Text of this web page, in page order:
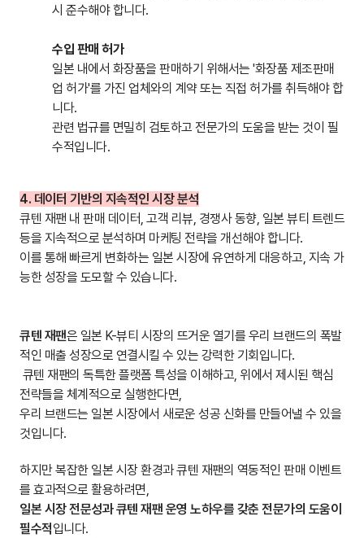
시 준수해야 합니다.
수입 판매 허가
일본 내에서 화장품을 판매하기 위해서는 '화장품 제조판매
업 허가'를 가진 업체와의 계약 또는 직접 허가를 취득해야 합
니다.
관련 법규를 면밀히 검토하고 전문가의 도움을 받는 것이 필
수적입니다.
4. 데이터 기반의 지속적인 시장 분석
큐텐 재팬 내 판매 데이터, 고객 리뷰, 경쟁사 동향, 일본 뷰티 트렌드
등을 지속적으로 분석하며 마케팅 전략을 개선해야 합니다.
이를 통해 빠르게 변화하는 일본 시장에 유연하게 대응하고, 지속 가
능한 성장을 도모할 수 있습니다.
큐텐 재팬은 일본 K-뷰티 시장의 뜨거운 열기를 우리 브랜드의 폭발
적인 매출 성장으로 연결시킬 수 있는 강력한 기회입니다.
큐텐 재팬의 독특한 플랫폼 특성을 이해하고, 위에서 제시된 핵심
전략들을 체계적으로 실행한다면,
우리 브랜드는 일본 시장에서 새로운 성공 신화를 만들어낼 수 있을
것입니다.
하지만 복잡한 일본 시장 환경과 큐텐 재팬의 역동적인 판매 이벤트
를 효과적으로 활용하려면,
일본 시장 전문성과 큐텐 재팬 운영 노하우를 갖춘 전문가의 도움이
필수적입니다.